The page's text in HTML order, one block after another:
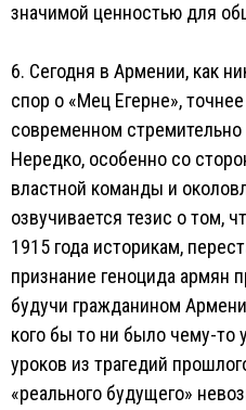
значимой ценностью для
6. Сегодня в Армении, как
спор о «Мец Егерне»,
современном
Нередко, особенно со
властной команды и
озвучивается тезис о том,
1915 года историкам,
признание геноцида армян
будучи гражданином
кого бы то ни было чему-то
уроков из трагедий
«реального будущего»